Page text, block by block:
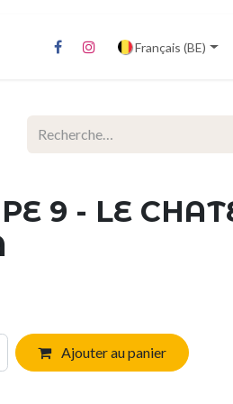
Français (BE)
9 - LE
Ajouter au panier